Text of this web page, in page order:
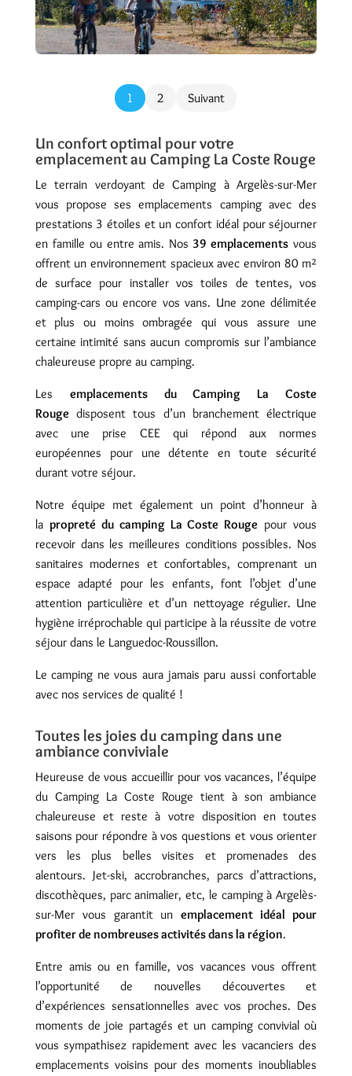
1 2 Suivant
Un confort optimal pour votre
emplacement au Camping La Coste Rouge
Le terrain verdoyant de Camping à Argelès-sur-Mer
vous propose ses emplacements camping avec des
prestations 3 étoiles et un confort idéal pour séjourner
en famille ou entre amis. Nos 39 emplacements vous
offrent un environnement spacieux avec environ 80 m²
de surface pour installer vos toiles de tentes, vos
camping-cars ou encore vos vans. Une zone délimitée
et plus ou moins ombragée qui vous assure une
certaine intimité sans aucun compromis sur l’ambiance
chaleureuse propre au camping.
Les
emplacements du Camping La Coste
Rouge disposent tous d’un branchement électrique
avec une prise CEE qui répond aux normes
européennes pour une détente en toute sécurité
durant votre séjour.
Notre équipe met également un point d’honneur à
la propreté du camping La Coste Rouge pour vous
recevoir dans les meilleures conditions possibles. Nos
sanitaires modernes et confortables, comprenant un
espace adapté pour les enfants, font l’objet d’une
attention particulière et d’un nettoyage régulier. Une
hygiène irréprochable qui participe à la réussite de votre
séjour dans le Languedoc-Roussillon.
Le camping ne vous aura jamais paru aussi confortable
avec nos services de qualité !
Toutes les joies du camping dans une
ambiance conviviale
Heureuse de vous accueillir pour vos vacances, l’équipe
du Camping La Coste Rouge tient à son ambiance
chaleureuse et reste à votre disposition en toutes
saisons pour répondre à vos questions et vous orienter
vers les plus belles visites et promenades des
alentours. Jet-ski, accrobranches, parcs d’attractions,
discothèques, parc animalier, etc, le camping à Argelès-
sur-Mer vous garantit un emplacement idéal pour
profiter de nombreuses activités dans la région.
Entre amis ou en famille, vos vacances vous offrent
l’opportunité de nouvelles découvertes et
d’expériences sensationnelles avec vos proches. Des
moments de joie partagés et un camping convivial où
vous sympathisez rapidement avec les vacanciers des
emplacements voisins pour des moments inoubliables